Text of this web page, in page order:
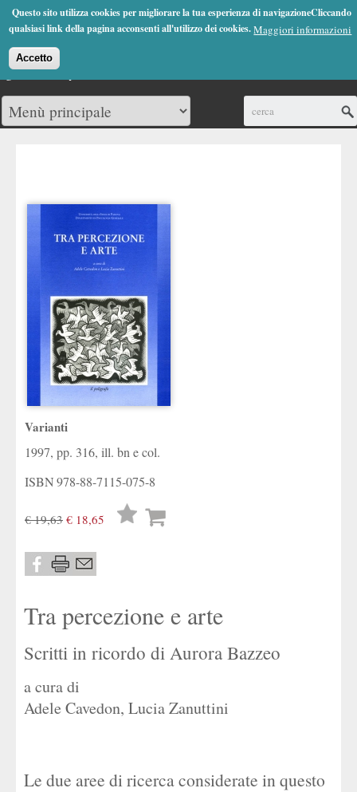
Questo sito utilizza cookies per migliorare la tua esperienza di navigazioneCliccando
qualsiasi link della pagina acconsenti all'utilizzo dei cookies.Maggiori informazioni
Accetto
Jump to Navigation
(0)
Varianti
1997, pp. 316, ill. bn e col.
ISBN978-88-7115-075-8
€ 19,63 € 18,65
Lista
Tra percezione e arte
Scritti in ricordo di Aurora Bazzeo
a cura di
Adele Cavedon, Lucia Zanuttini
Le due aree di ricerca considerate in questo